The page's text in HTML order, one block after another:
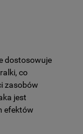
dostosowuje
co
zasobów
jest
efektów